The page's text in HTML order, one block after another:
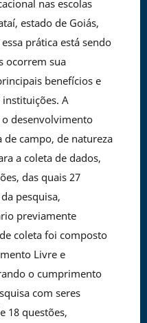
nas escolas
estado de Goiás,
prática está sendo
ocorrem sua
benefícios e
A
desenvolvimento
de campo, de natureza
a coleta de dados,
das quais 27
pesquisa,
previamente
coleta foi composto
Livre e
o cumprimento
com seres
18 questões,